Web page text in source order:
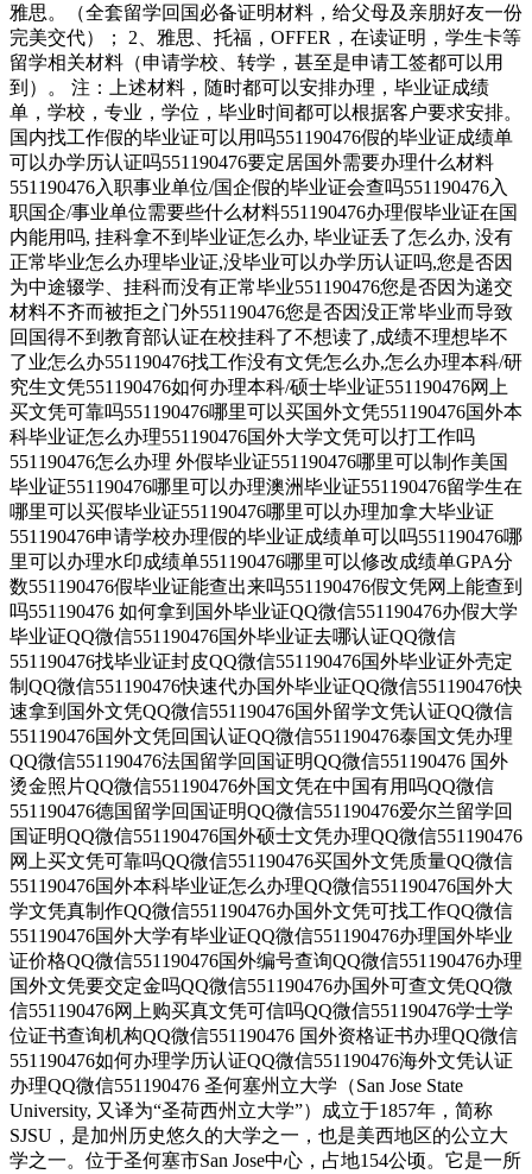
雅思。（全套留学回国必备证明材料，给父母及亲朋好友一份
完美交代）； 2、雅思、托福，OFFER，在读证明，学生卡等
留学相关材料（申请学校、转学，甚至是申请工签都可以用
到）。 注：上述材料，随时都可以安排办理，毕业证成绩
单，学校，专业，学位，毕业时间都可以根据客户要求安排。
国内找工作假的毕业证可以用吗551190476假的毕业证成绩单
可以办学历认证吗551190476要定居国外需要办理什么材料
551190476入职事业单位/国企假的毕业证会查吗551190476入
职国企/事业单位需要些什么材料551190476办理假毕业证在国
内能用吗, 挂科拿不到毕业证怎么办, 毕业证丢了怎么办, 没有
正常毕业怎么办理毕业证,没毕业可以办学历认证吗,您是否因
为中途辍学、挂科而没有正常毕业551190476您是否因为递交
材料不齐而被拒之门外551190476您是否因没正常毕业而导致
回国得不到教育部认证在校挂科了不想读了,成绩不理想毕不
了业怎么办551190476找工作没有文凭怎么办,怎么办理本科/研
究生文凭551190476如何办理本科/硕士毕业证551190476网上
买文凭可靠吗551190476哪里可以买国外文凭551190476国外本
科毕业证怎么办理551190476国外大学文凭可以打工作吗
551190476怎么办理 外假毕业证551190476哪里可以制作美国
毕业证551190476哪里可以办理澳洲毕业证551190476留学生在
哪里可以买假毕业证551190476哪里可以办理加拿大毕业证
551190476申请学校办理假的毕业证成绩单可以吗551190476哪
里可以办理水印成绩单551190476哪里可以修改成绩单GPA分
数551190476假毕业证能查出来吗551190476假文凭网上能查到
吗551190476 如何拿到国外毕业证QQ微信551190476办假大学
毕业证QQ微信551190476国外毕业证去哪认证QQ微信
551190476找毕业证封皮QQ微信551190476国外毕业证外壳定
制QQ微信551190476快速代办国外毕业证QQ微信551190476快
速拿到国外文凭QQ微信551190476国外留学文凭认证QQ微信
551190476国外文凭回国认证QQ微信551190476泰国文凭办理
QQ微信551190476法国留学回国证明QQ微信551190476 国外
烫金照片QQ微信551190476外国文凭在中国有用吗QQ微信
551190476德国留学回国证明QQ微信551190476爱尔兰留学回
国证明QQ微信551190476国外硕士文凭办理QQ微信551190476
网上买文凭可靠吗QQ微信551190476买国外文凭质量QQ微信
551190476国外本科毕业证怎么办理QQ微信551190476国外大
学文凭真制作QQ微信551190476办国外文凭可找工作QQ微信
551190476国外大学有毕业证QQ微信551190476办理国外毕业
证价格QQ微信551190476国外编号查询QQ微信551190476办理
国外文凭要交定金吗QQ微信551190476办国外可查文凭QQ微
信551190476网上购买真文凭可信吗QQ微信551190476学士学
位证书查询机构QQ微信551190476 国外资格证书办理QQ微信
551190476如何办理学历认证QQ微信551190476海外文凭认证
办理QQ微信551190476 圣何塞州立大学（San Jose State
University, 又译为“圣荷西州立大学”）成立于1857年，简称
SJSU，是加州历史悠久的大学之一，也是美西地区的公立大
学之一。位于圣何塞市San Jose中心，占地154公顷。它是一所